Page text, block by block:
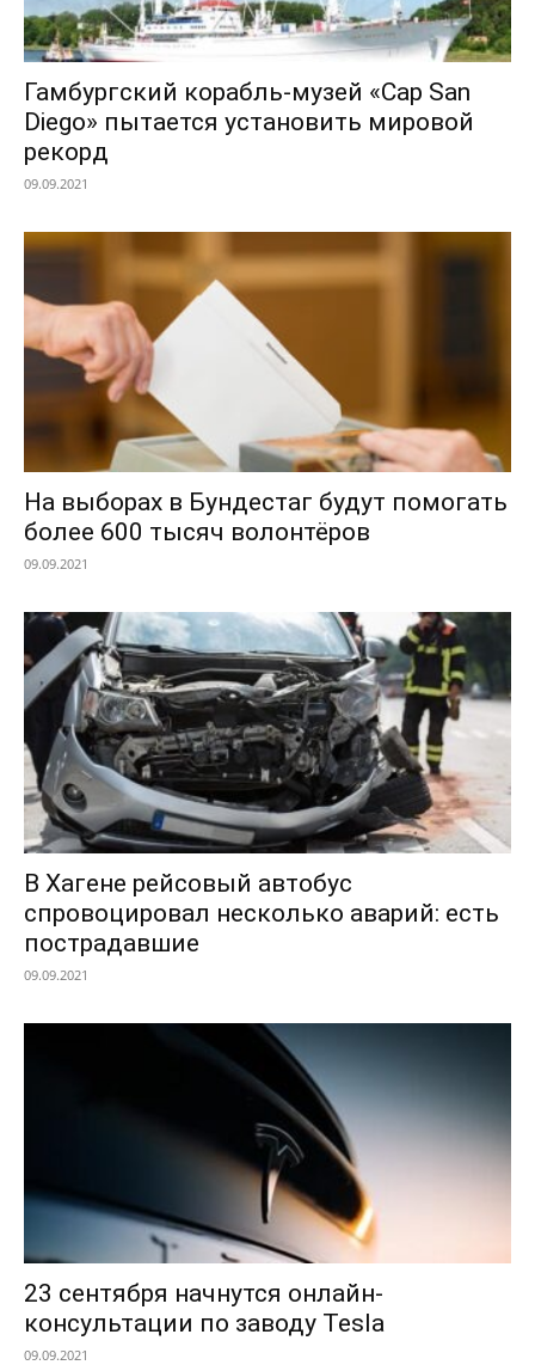
Гамбургский корабль-музей «Cap San
Diego» пытается установить мировой
рекорд
09.09.2021
На выборах в Бундестаг будут помогать
более 600 тысяч волонтёров
09.09.2021
В Хагене рейсовый автобус
спровоцировал несколько аварий: есть
пострадавшие
09.09.2021
23 сентября начнутся онлайн-
консультации по заводу Tesla
09.09.2021